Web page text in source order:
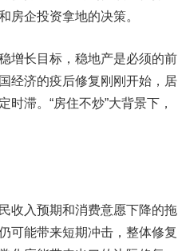
房企投资拿地的决策。
长目标，稳地产是必须的前
经济的疫后修复刚刚开始，居
滞。“房住不炒”大背景下，
入预期和消费意愿下降的拖
可能带来短期冲击，整体修复